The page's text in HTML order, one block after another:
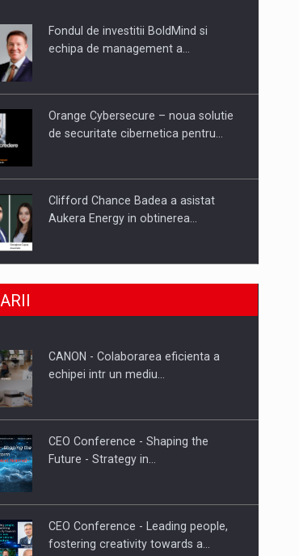
intr-o tranzactie de peste 25…
Fondul de investitii BoldMind si
echipa de management a…
Orange Cybersecure – noua solutie
de securitate cibernetica pentru…
Clifford Chance Badea a asistat
Aukera Energy in obtinerea…
SAPTE PERSONALITATI DIN MEDIUL
Hard Enduro Piatra Craiului 2026,
CANON - Colaborarea eficienta a
echipei intr un mediu…
CEO Conference - Shaping the
Future - Strategy in…
CEO Conference - Leading people,
fostering creativity towards a…